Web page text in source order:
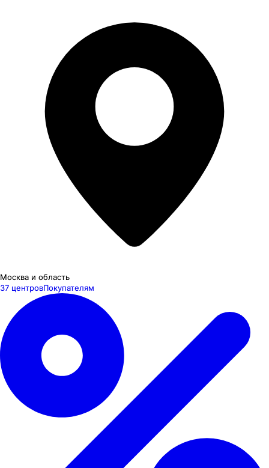
Москва и область
37 центровПокупателям